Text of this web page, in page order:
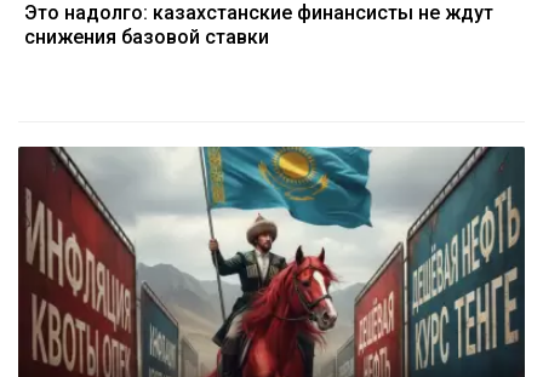
Это надолго: казахстанские финансисты не ждут
снижения базовой ставки